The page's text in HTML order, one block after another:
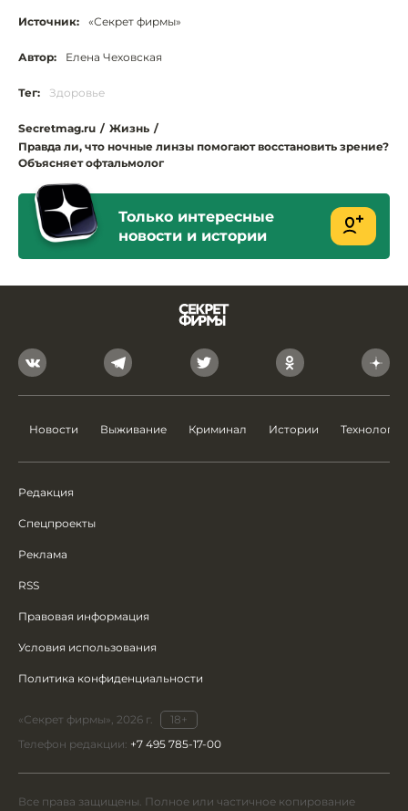
Источник: «Секрет фирмы»
Автор: Елена Чеховская
Тег: Здоровье
Secretmag.ru / Жизнь /
Правда ли, что ночные линзы помогают восстановить зрение?
Объясняет офтальмолог
Только интересные
новости и истории
Новости Выживание Криминал Истории Технологии
Редакция
Спецпроекты
Реклама
RSS
Правовая информация
Условия использования
Политика конфиденциальности
«Секрет фирмы», 2026 г.
18+
Телефон редакции: +7 495 785-17-00
Все права защищены. Полное или частичное копирование